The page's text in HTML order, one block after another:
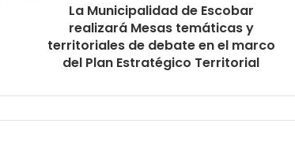
La Municipalidad de Escobar
realizará Mesas temáticas y
territoriales de debate en el marco
del Plan Estratégico Territorial